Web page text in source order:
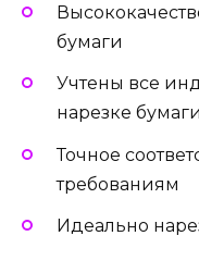
бумаги
Учтены все
нарезке бумаги
Точное
требованиям
Идеально